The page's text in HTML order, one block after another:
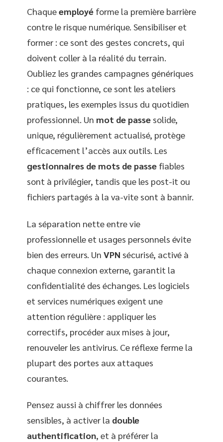
Chaqueemployé forme la première barrière
contre le risque numérique. Sensibiliser et
former : ce sont des gestes concrets, qui
doivent coller à la réalité du terrain.
Oubliez les grandes campagnes génériques
: ce qui fonctionne, ce sont les ateliers
pratiques, les exemples issus du quotidien
professionnel. Un mot de passe solide,
unique, régulièrement actualisé, protège
efficacement l’accès aux outils. Les
gestionnaires de mots de passe fiables
sont à privilégier, tandis que les post-it ou
fichiers partagés à la va-vite sont à bannir.
La séparation nette entre vie
professionnelle et usages personnels évite
bien des erreurs. Un VPN sécurisé, activé à
chaque connexion externe, garantit la
confidentialité des échanges. Les logiciels
et services numériques exigent une
attention régulière : appliquer les
correctifs, procéder aux mises à jour,
renouveler les antivirus. Ce réflexe ferme la
plupart des portes aux attaques
courantes.
Pensez aussi à chiffrer les données
sensibles, à activer la double
authentification, et à préférer la